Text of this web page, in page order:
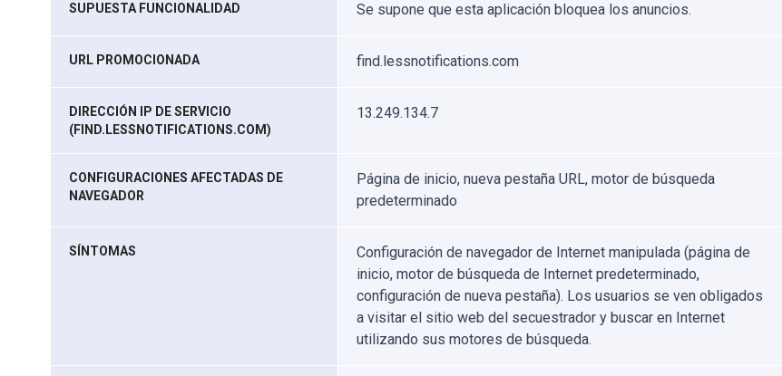
SUPUESTA FUNCIONALIDAD Se supone que esta aplicación bloquea los anuncios.
URL PROMOCIONADA find.lessnotifications.com
DIRECCIÓN IP DE SERVICIO
(FIND.LESSNOTIFICATIONS.COM)
13.249.134.7
CONFIGURACIONES AFECTADAS DE
NAVEGADOR
Página de inicio, nueva pestaña URL, motor de búsqueda
predeterminado
SÍNTOMAS
Configuración de navegador de Internet manipulada (página de
inicio, motor de búsqueda de Internet predeterminado,
configuración de nueva pestaña). Los usuarios se ven obligados
a visitar el sitio web del secuestrador y buscar en Internet
utilizando sus motores de búsqueda.